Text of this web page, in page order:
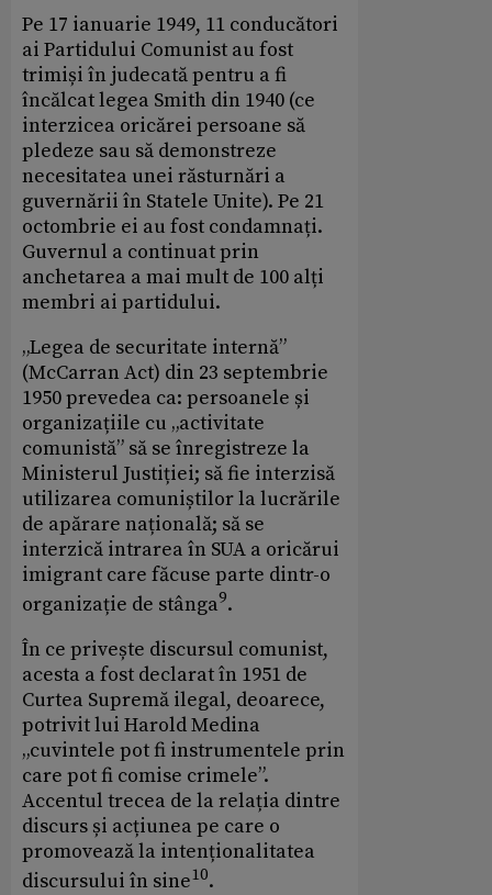
Pe 17 ianuarie 1949, 11 conducători
ai Partidului Comunist au fost
trimiși în judecată pentru a fi
încălcat legea Smith din 1940 (ce
interzicea oricărei persoane să
pledeze sau să demonstreze
necesitatea unei răsturnări a
guvernării în Statele Unite). Pe 21
octombrie ei au fost condamnați.
Guvernul a continuat prin
anchetarea a mai mult de 100 alți
membri ai partidului.
„Legea de securitate internă”
(McCarran Act) din 23 septembrie
1950 prevedea ca: persoanele și
organizațiile cu „activitate
comunistă” să se înregistreze la
Ministerul Justiției; să fie interzisă
utilizarea comuniștilor la lucrările
de apărare națională; să se
interzică intrarea în SUA a oricărui
imigrant care făcuse parte dintr-o
organizație de stânga9.
În ce privește discursul comunist,
acesta a fost declarat în 1951 de
Curtea Supremă ilegal, deoarece,
potrivit lui Harold Medina
„cuvintele pot fi instrumentele prin
care pot fi comise crimele”.
Accentul trecea de la relația dintre
discurs și acțiunea pe care o
promovează la intenționalitatea
discursului în sine10.